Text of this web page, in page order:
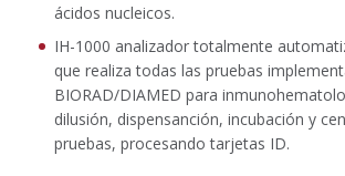
ácidos nucleicos.
IH-1000 analizador totalmente
que realiza todas las pruebas
BIORAD/DIAMED para
dilusión, dispensanción, incubación y
pruebas, procesando tarjetas ID.